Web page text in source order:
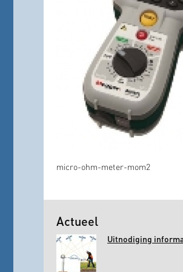
micro-ohm-meter-mom2
Actueel
Uitnodiging